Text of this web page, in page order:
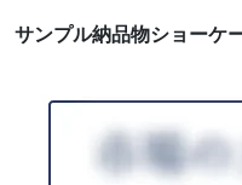
サンプル納品物ショーケ